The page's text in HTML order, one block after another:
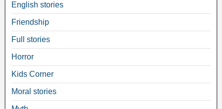
English stories
Friendship
Full stories
Horror
Kids Corner
Moral stories